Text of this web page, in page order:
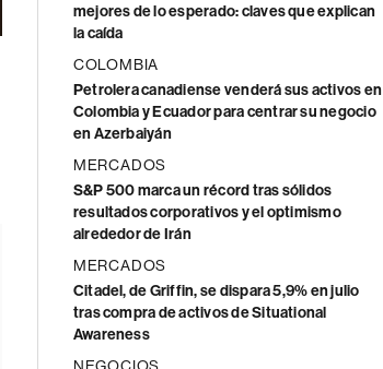
mejores de lo esperado: claves que explican
la caída
COLOMBIA
Petrolera canadiense venderá sus activos en
Colombia y Ecuador para centrar su negocio
en Azerbaiyán
MERCADOS
S&P 500 marca un récord tras sólidos
resultados corporativos y el optimismo
alrededor de Irán
MERCADOS
Citadel, de Griffin, se dispara 5,9% en julio
tras compra de activos de Situational
Awareness
NEGOCIOS